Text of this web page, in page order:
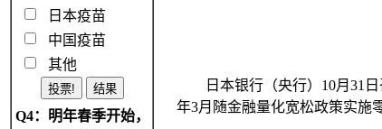
日本疫苗
中国疫苗
其他
Q4：明年春季开始，
日本银行（央行）10月31日
年3月随金融量化宽松政策实施